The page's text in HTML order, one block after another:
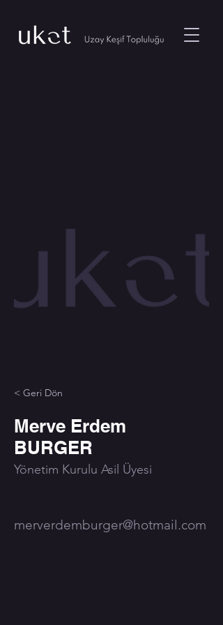
< Geri Dön
Merve Erdem
BURGER
Yönetim Kurulu Asil Üyesi
merverdemburger@hotmail.com